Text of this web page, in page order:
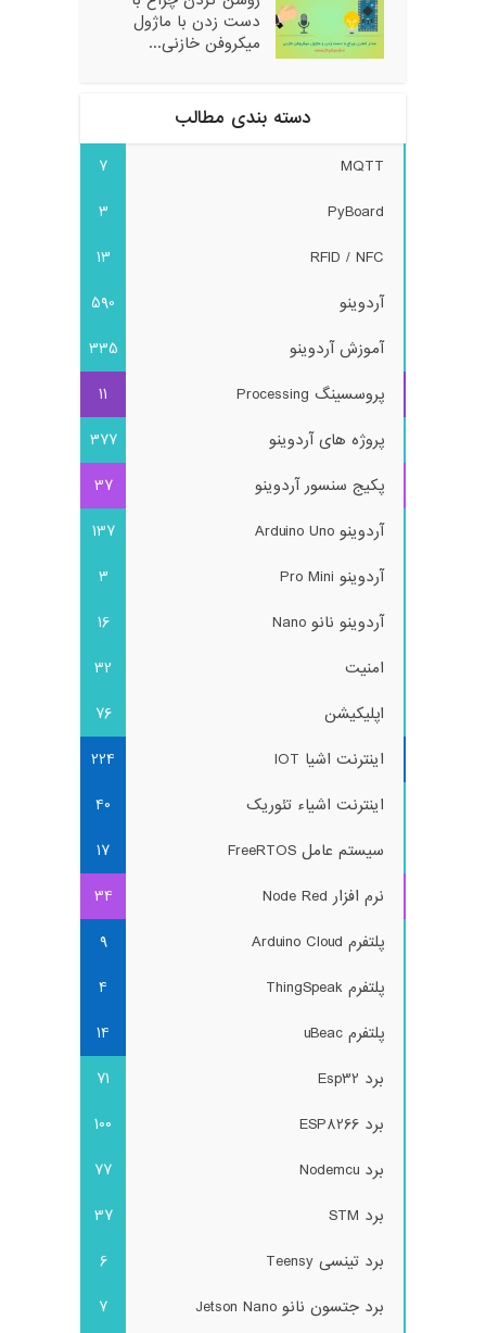
دست زدن با ماژول
میکروفن خازنی...
دسته بندی مطالب
MQTT
7
PyBoard
3
RFID / NFC
13
آردوینو
590
آموزش آردوینو
335
پروسسینگ Processing
11
پروژه های آردوینو
377
پکیج سنسور آردوینو
37
آردوینو Arduino Uno
137
آردوینو Pro Mini
3
آردوینو نانو Nano
16
امنیت
32
اپلیکیشن
76
اینترنت اشیا IOT
224
اینترنت اشیاء تئوریک
40
سیستم عامل FreeRTOS
17
نرم افزار Node Red
34
پلتفرم Arduino Cloud
9
پلتفرم ThingSpeak
4
پلتفرم uBeac
14
برد Esp32
71
برد ESP8266
100
برد Nodemcu
77
برد STM
37
برد تینسی Teensy
6
برد جتسون نانو Jetson Nano
7